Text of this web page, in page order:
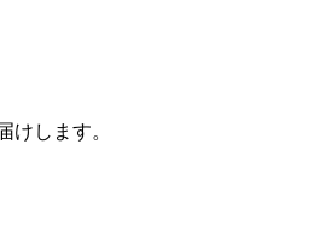
けします。